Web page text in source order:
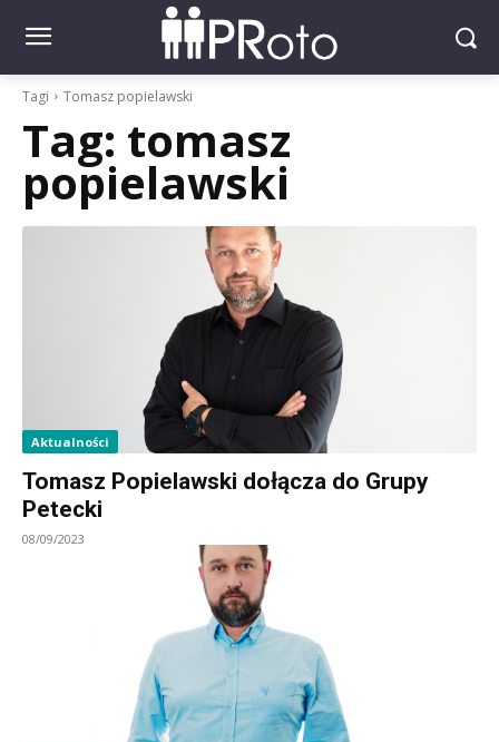
Tagi Tomasz popielawski
Tag: tomasz
popielawski
Aktualności
Tomasz Popielawski dołącza do Grupy
Petecki
08/09/2023